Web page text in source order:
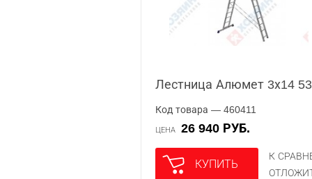
Лестница Алюмет 3х14
Код товара — 460411
ЦЕНА 26 940 РУБ.
КУПИТЬ
К